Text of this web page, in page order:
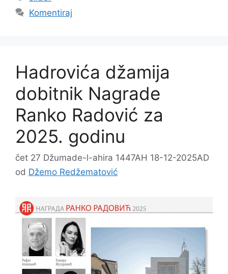
Komentiraj
Hadrovića džamija
dobitnik Nagrade
Ranko Radović za
2025. godinu
čet 27 Džumade-l-ahira 1447AH 18-12-2025AD
od Džemo Redžematović